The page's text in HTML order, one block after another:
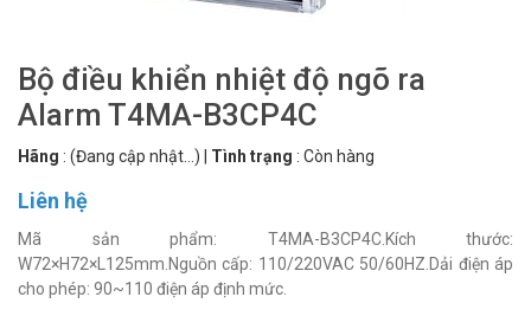
Bộ điều khiển nhiệt độ ngõ ra
Alarm T4MA-B3CP4C
Hãng : (Đang cập nhật...) Tình trạng : Còn hàng
Liên hệ
Mã sản phẩm: T4MA-B3CP4C.Kích thước:
W72×H72×L125mm.Nguồn cấp: 110/220VAC 50/60HZ.Dải điện áp
cho phép: 90~110 điện áp định mức.